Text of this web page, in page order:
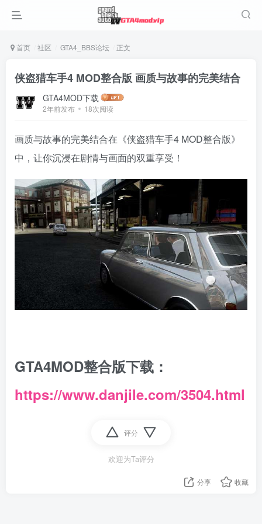
首页 社区 GTA4_BBS论坛 正文
侠盗猎车手4 MOD整合版 画质与故事的完美结合
GTA4MOD下载
2年前发布 18次阅读
画质与故事的完美结合在《侠盗猎车手4 MOD整合版》
中，让你沉浸在剧情与画面的双重享受！
GTA4MOD整合版下载：
https://www.danjile.com/3504.html
评分
欢迎为Ta评分
分享 收藏